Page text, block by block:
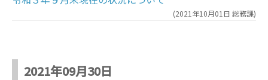
(2021年10月01日 総務課)
2021年09月30日